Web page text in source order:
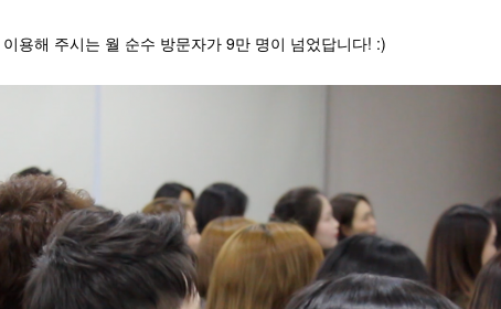
용해 주시는 월 순수 방문자가 9만 명이 넘었답니다! :)